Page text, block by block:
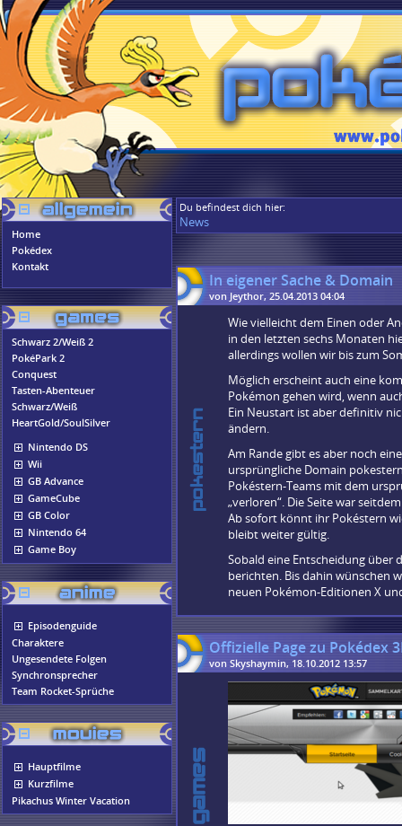
Home
Pokédex
Kontakt
Schwarz 2/Weiß 2
PokéPark 2
Conquest
Tasten-Abenteuer
Schwarz/Weiß
HeartGold/SoulSilver
Nintendo DS
Wii
GB Advance
GameCube
GB Color
Nintendo 64
Game Boy
Episodenguide
Charaktere
Ungesendete Folgen
Synchronsprecher
Team Rocket-Sprüche
Hauptfilme
Kurzfilme
Pikachus Winter Vacation
Du befindest dich hier:
News
In eigener Sache & Domain
von Jeythor, 25.04.2013 04:04
Wie vielleicht dem Einen oder
in den letzten sechs Monaten
allerdings wollen wir bis zum
Möglich erscheint auch eine
Pokémon gehen wird, wenn
Ein Neustart ist aber definitiv
ändern.
Am Rande gibt es aber noch
ursprüngliche Domain
Pokéstern-Teams mit dem
„verloren“. Die Seite war
Ab sofort könnt ihr Pokéstern
bleibt weiter gültig.
Sobald eine Entscheidung über
berichten. Bis dahin wünschen
neuen Pokémon-Editionen X
Offizielle Page zu Pokédex
von Skyshaymin, 18.10.2012 13:57